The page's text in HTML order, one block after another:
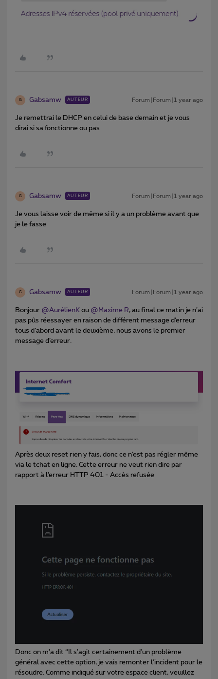
G Gabsamw AUTEUR Forum|Forum|1 year ago
Je remettrai le DHCP en celui de base demain et je vous
dirai si sa fonctionne ou pas
G Gabsamw AUTEUR Forum|Forum|1 year ago
Je vous laisse voir de même si il y a un problème avant que
je le fasse
G Gabsamw AUTEUR Forum|Forum|1 year ago
Bonjour ​ @AurélienK ou ​ @Maxime R, au final ce matin je n’ai
pas pûs réessayer en raison de différent message d’erreur
tous d’abord avant le deuxième, nous avons le premier
message d’erreur.
Après deux reset rien y fais, donc ce n’est pas régler même
via le tchat en ligne. Cette erreur ne veut rien dire par
rapport à l’erreur HTTP 401 - Accès refusée
Donc on m’a dit “Il s'agit certainement d'un problème
général avec cette option, je vais remonter l'incident pour le
résoudre. Comme indiqué sur votre espace client, veuillez